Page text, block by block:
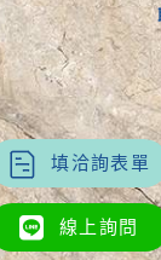
填洽詢表單
線上詢問